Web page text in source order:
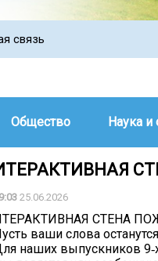
связь
Общество Наука и
25.06.2026
СТЕНА
ваши слова
наших выпускников